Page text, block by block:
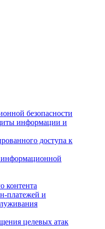
безопасности
информации и
доступа к
информационной
контента
платежей и
целевых атак